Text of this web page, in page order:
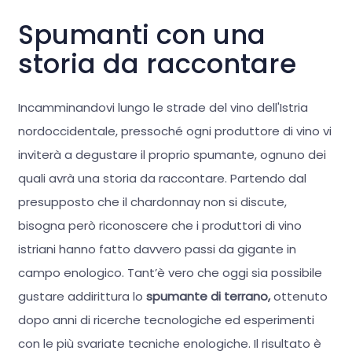
Spumanti con una
storia da raccontare
Incamminandovi lungo le strade del vino dell'Istria
nordoccidentale, pressoché ogni produttore di vino vi
inviterà a degustare il proprio spumante, ognuno dei
quali avrà una storia da raccontare. Partendo dal
presupposto che il chardonnay non si discute,
bisogna però riconoscere che i produttori di vino
istriani hanno fatto davvero passi da gigante in
campo enologico. Tant’è vero che oggi sia possibile
gustare addirittura lo spumante di terrano,ottenuto
dopo anni di ricerche tecnologiche ed esperimenti
con le più svariate tecniche enologiche. Il risultato è